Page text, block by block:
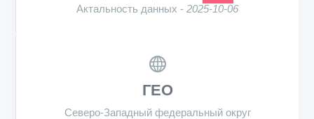
Актальность данных - 2025-10-06
ГЕО
Северо-Западный федеральный округ